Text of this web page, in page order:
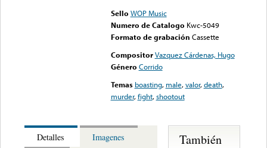
Sello WOP Music
Numero de Catalogo Kwc-5049
Formato de grabación Cassette
Compositor Vazquez Cárdenas, Hugo
Género Corrido
Temas boasting, male,valor,death,
murder,fight,shootout
Detalles
Imagenes
También